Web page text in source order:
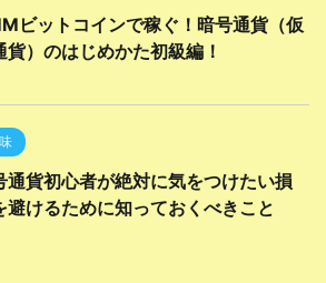
ビットコインで稼ぐ！暗号通貨（仮
貨）のはじめかた初級編！
通貨初心者が絶対に気をつけたい損
避けるために知っておくべきこと